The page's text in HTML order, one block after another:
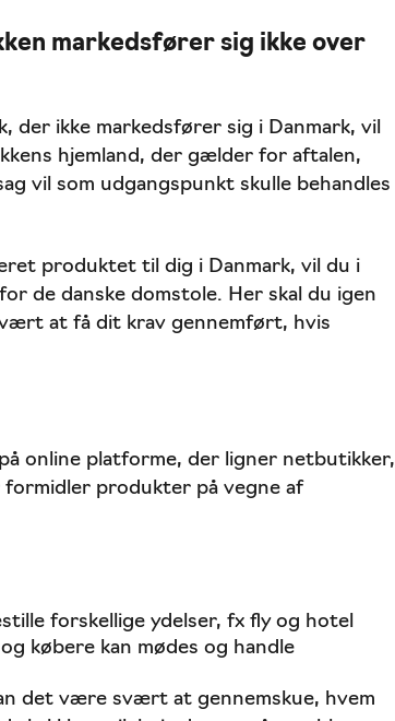
markedsfører sig ikke over
der ikke markedsfører sig i Danmark, vil
hjemland, der gælder for aftalen,
vil som udgangspunkt skulle behandles
produktet til dig i Danmark, vil du i
de danske domstole. Her skal du igen
at få dit krav gennemført, hvis
online platforme, der ligner netbutikker,
produkter på vegne af
forskellige ydelser, fx fly og hotel
købere kan mødes og handle
det være svært at gennemskue, hvem